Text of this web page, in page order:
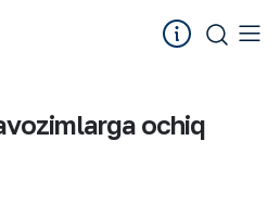
ochiq